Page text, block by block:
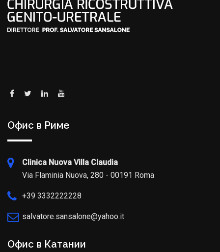
Офис в Риме
Clinica Nuova Villa Claudia
Via Flaminia Nuova, 280 - 00191 Roma
+39 3332222228
salvatore.sansalone@yahoo.it
Офис в Катании